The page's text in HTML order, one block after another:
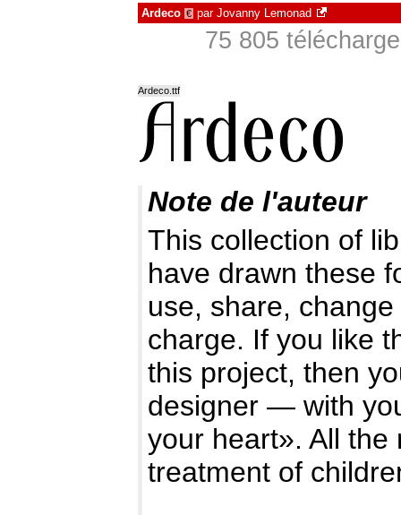
Ardeco € par Jovanny Lemonad
75 805
Ardeco.ttf
Note de l'auteur
This collection of
have drawn these
use, share,
charge. If you like
this project, then
designer — with
your heart». All
treatment of